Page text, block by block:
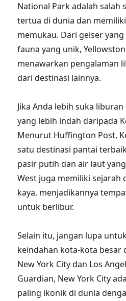
National Park adalah salah
tertua di dunia dan
memukau. Dari geiser
fauna yang unik,
menawarkan pengalaman
dari destinasi lainnya.
Jika Anda lebih suka
yang lebih indah daripada
Menurut Huffington Post,
satu destinasi pantai
pasir putih dan air laut
West juga memiliki sejarah
kaya, menjadikannya
untuk berlibur.
Selain itu, jangan lupa
keindahan kota-kota besar
New York City dan Los
Guardian, New York City
paling ikonik di dunia